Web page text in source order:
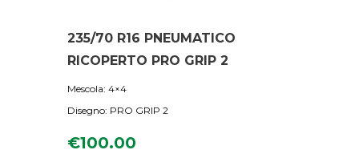
235/70 R16 PNEUMATICO
RICOPERTO PRO GRIP 2
Mescola: 4×4
Disegno: PRO GRIP 2
€100.00